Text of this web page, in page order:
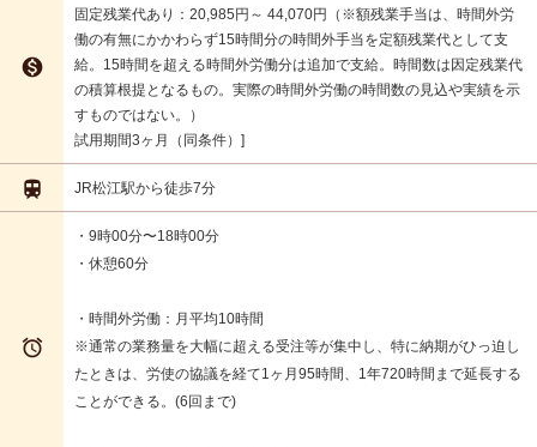

固定残業代あり：20,985円～ 44,070円（※額残業手当は、時間外労
働の有無にかかわらず15時間分の時間外手当を定額残業代として支
給。15時間を超える時間外労働分は追加で支給。時間数は因定残業代
の積算根提となるもの。実際の時間外労働の時間数の見込や実績を示
すものではない。）
試用期間3ヶ月（同条件）
 JR松江駅から徒歩7分

・9時00分〜18時00分
・休憩60分
・時間外労働：月平均10時間
※通常の業務量を大幅に超える受注等が集中し、特に納期がひっ迫し
たときは、労使の協議を経て1ヶ月95時間、1年720時間まで延長する
ことができる。(6回まで)